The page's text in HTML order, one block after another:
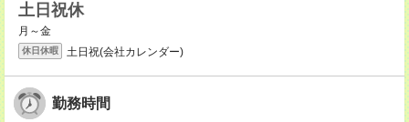
土日祝休
月～金
休日休暇 土日祝(会社カレンダー)
勤務時間